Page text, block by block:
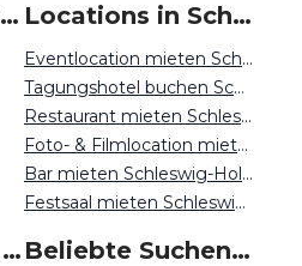
Geburtstagsfeiern um Schleswig-Holstein Locations in Schleswig-Holstein mieten
Eventlocation mieten Schleswig-Holstein
Tagungshotel buchen Schleswig-Holstein
Restaurant mieten Schleswig-Holstein
Foto- & Filmlocation mieten Schleswig-Holstein
Bar mieten Schleswig-Holstein
Festsaal mieten Schleswig-Holstein
Beliebte Events in Schleswig-Holstein Beliebte Suchen auf Event Inc